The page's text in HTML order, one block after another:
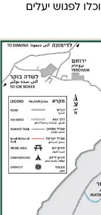
לפגוש יעלים